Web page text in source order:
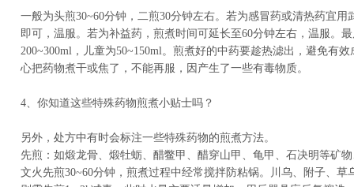
一般为头煎30~60分钟，二煎30分钟左右。若为感冒药或清热药宜用
即可，温服。若为补益药，煎煮时间可延长至60分钟左右，温服。
200~300ml，儿童为50~150ml。煎煮好的中药要趁热滤出，避免有
心把药物煮干或焦了，不能再服，因产生了一些有毒物质。
4、你知道这些特殊药物煎煮小贴士吗？
另外，处方中有时会标注一些特殊药物的煎煮方法。
先煎：如煅龙骨、煅牡蛎、醋鳖甲、醋穿山甲、龟甲、石决明等矿
文火先煎30~60分钟，煎煮过程中经常搅拌防粘锅。川乌、附子、草